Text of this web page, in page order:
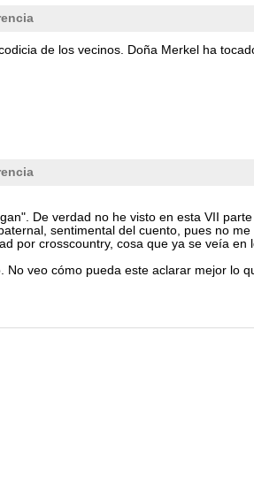
de los vecinos. Doña Merkel ha
De verdad no he visto en esta VII
sentimental del cuento, pues no
por crosscountry, cosa que ya se veía en
veo cómo pueda este aclarar mejor lo